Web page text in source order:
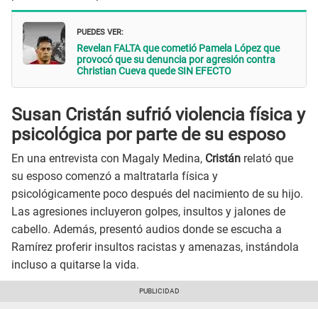
PUEDES VER:
Revelan FALTA que cometió Pamela López que
provocó que su denuncia por agresión contra
Christian Cueva quede SIN EFECTO
Susan Cristán sufrió violencia física y
psicológica por parte de su esposo
En una entrevista con Magaly Medina, Cristán relató que
su esposo comenzó a maltratarla física y
psicológicamente poco después del nacimiento de su hijo.
Las agresiones incluyeron golpes, insultos y jalones de
cabello. Además, presentó audios donde se escucha a
Ramírez proferir insultos racistas y amenazas, instándola
incluso a quitarse la vida.